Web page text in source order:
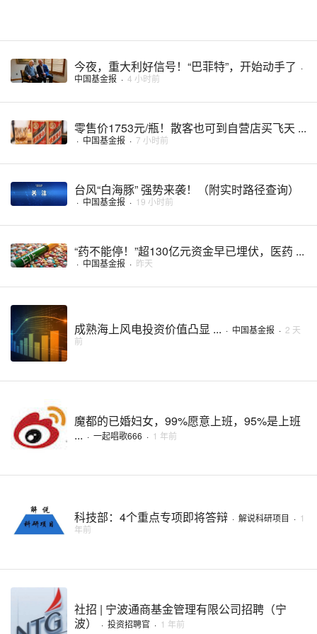
今夜，重大利好信号！“巴菲特”，开始动手了 ·
中国基金报 · 4 小时前
零售价1753元/瓶！散客也可到自营店买飞天 ...
· 中国基金报 · 7 小时前
台风“白海豚” 强势来袭！（附实时路径查询）
· 中国基金报 · 19 小时前
“药不能停！”超130亿元资金早已埋伏，医药 ...
· 中国基金报 · 昨天
成熟海上风电投资价值凸显 ... · 中国基金报 · 2 天
前
魔都的已婚妇女，99%愿意上班，95%是上班
... · 一起唱歌666 · 1 年前
科技部：4个重点专项即将答辩 · 解说科研项目 · 1
年前
社招 | 宁波通商基金管理有限公司招聘（宁
波）
· 投资招聘官 · 1 年前